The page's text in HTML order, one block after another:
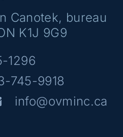
Canotek, bureau
K1J 9G9
1296
745-9918
info@ovminc.ca